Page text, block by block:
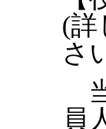
(詳
さ
員